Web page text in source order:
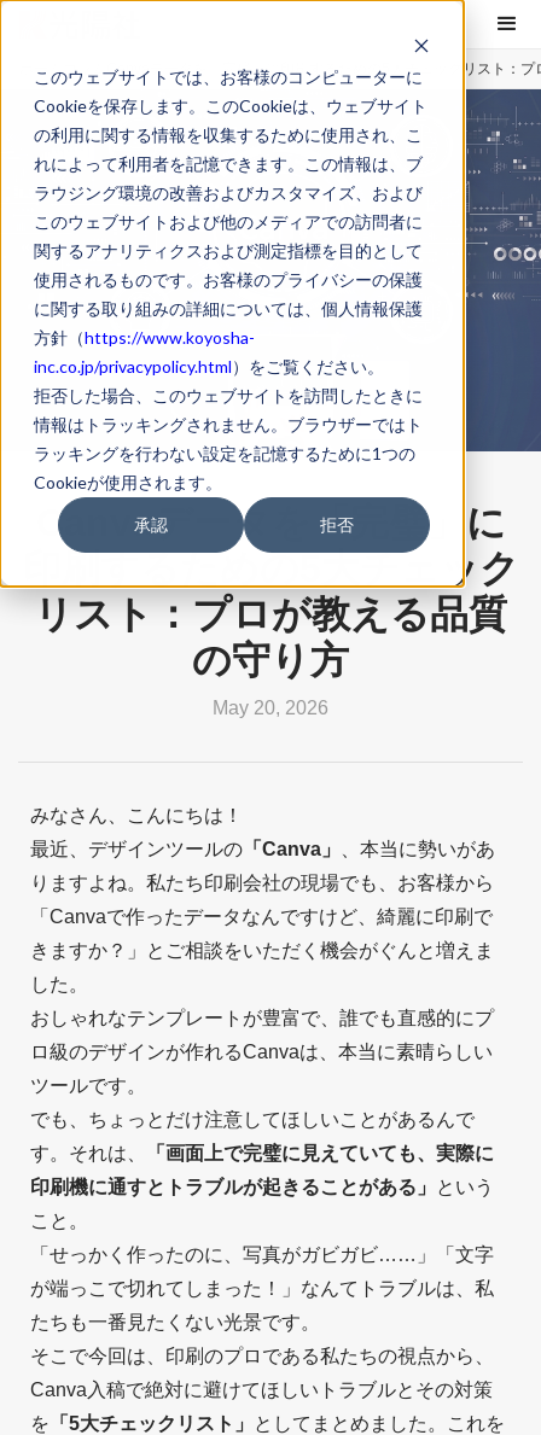
このウェブサイトでは、お客様のコンピューターに
Cookieを保存します。このCookieは、ウェブサイト
の利用に関する情報を収集するために使用され、こ
れによって利用者を記憶できます。この情報は、ブ
ラウジング環境の改善およびカスタマイズ、および
このウェブサイトおよび他のメディアでの訪問者に
関するアナリティクスおよび測定指標を目的として
使用されるものです。お客様のプライバシーの保護
に関する取り組みの詳細については、個人情報保護
方針（https://www.koyosha-
inc.co.jp/privacypolicy.html）をご覧ください。
拒否した場合、このウェブサイトを訪問したときに
情報はトラッキングされません。ブラウザーではト
ラッキングを行わない設定を記憶するために1つの
Cookieが使用されます。
承認 拒否
ホームコラムCanvaデータを「完璧」に印刷するための5大チェックリスト：プ
Canvaデータを「完璧」に
印刷するための5大チェック
リスト：プロが教える品質
の守り方
May 20, 2026
みなさん、こんにちは！
最近、デザインツールの 「Canva」
、本当に勢いがあ
りますよね。私たち印刷会社の現場でも、お客様から
「Canvaで作ったデータなんですけど、綺麗に印刷で
きますか？」とご相談をいただく機会がぐんと増えま
した。
おしゃれなテンプレートが豊富で、誰でも直感的にプ
ロ級のデザインが作れるCanvaは、本当に素晴らしい
ツールです。
でも、ちょっとだけ注意してほしいことがあるんで
す。それは、
「画面上で完璧に見えていても、実際に
印刷機に通すとトラブルが起きることがある」 という
こと。
「せっかく作ったのに、写真がガビガビ……」「文字
が端っこで切れてしまった！」なんてトラブルは、私
たちも一番見たくない光景です。
そこで今回は、印刷のプロである私たちの視点から、
Canva入稿で絶対に避けてほしいトラブルとその対策
を 「5大チェックリスト」 としてまとめました。これを